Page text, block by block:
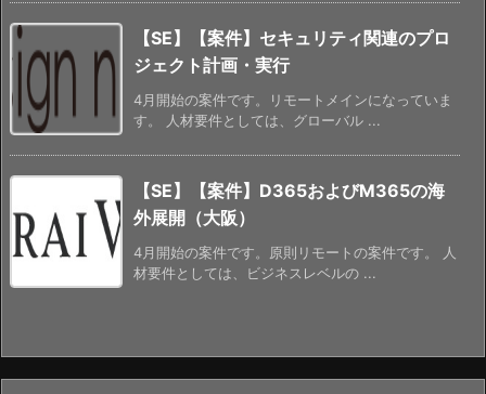
【SE】【案件】セキュリティ関連のプロ
ジェクト計画・実行
4月開始の案件です。リモートメインになっていま
す。 人材要件としては、グローバル ...
【SE】【案件】D365およびM365の海
外展開（大阪）
4月開始の案件です。原則リモートの案件です。 人
材要件としては、ビジネスレベルの ...